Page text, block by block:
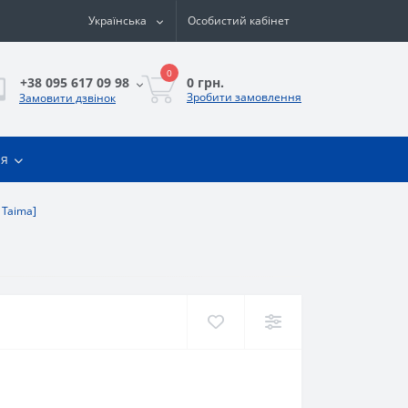
Українська Особистий кабінет
+38 095 617 09 98
Замовити дзвінок
0
0 грн.
Зробити замовлення